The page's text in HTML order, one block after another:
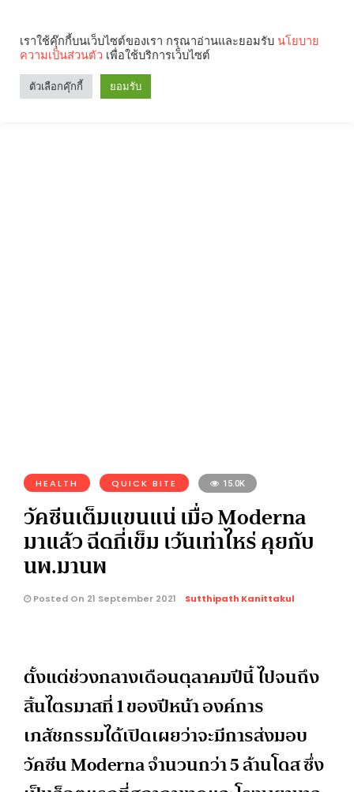
HEALTH QUICK BITE 15.0K
วัคซีนเต็มแขนแน่ เมื่อ Moderna
มาแล้ว ฉีดกี่เข็ม เว้นเท่าไหร่ คุยกับ
นพ.มานพ
Posted On 21 September 2021 Sutthipath Kanittakul
ตั้งแต่ช่วงกลางเดือนตุลาคมปีนี้ ไปจนถึง
สิ้นไตรมาสที่ 1 ของปีหน้า องค์การ
เภสัชกรรมได้เปิดเผยว่าจะมีการส่งมอบ
วัคซีน Moderna จำนวนกว่า 5 ล้านโดส ซึ่ง
เราใช้คุ๊กกี้บนเว็บไซต์ของเรา กรุณาอ่านและยอมรับ นโยบาย
ความเป็นส่วนตัว เพื่อใช้บริการเว็บไซต์
ตัวเลือกคุ๊กกี้ ยอมรับ